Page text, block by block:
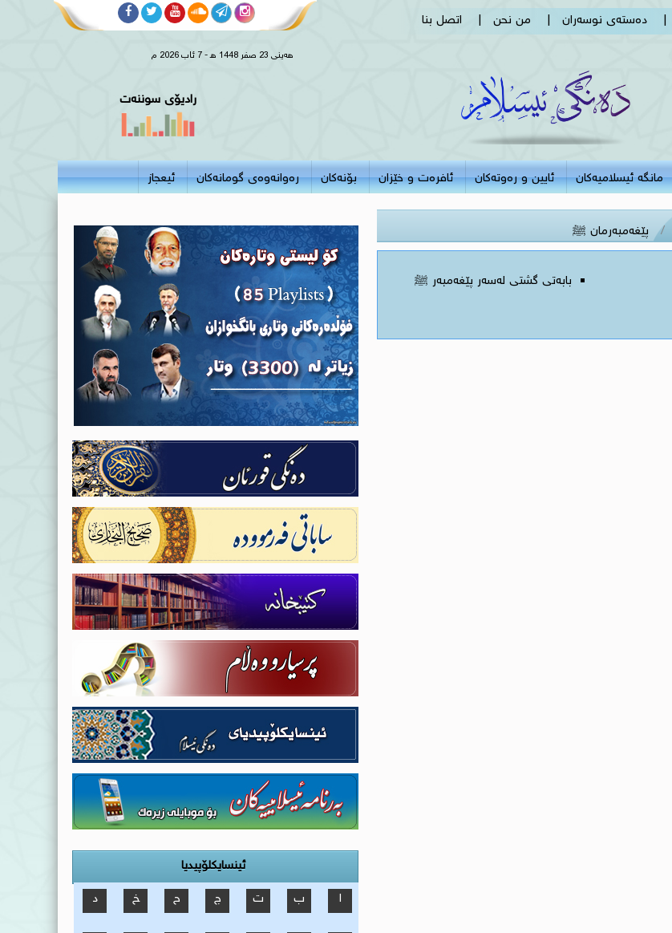
دەستەی نوسەران من نحن اتصل بنا
هەینی 23 صفر 1448 هـ - 7 ئاب 2026 م
رادیۆی سوننەت
مانگە ئیسلامیەکان ئایین و رەوتەکان ئافرەت و خێزان بۆنەکان رەوانەوەی گومانەکان
ئیعجاز
پێغه‌مبه‌رمان ﷺ
بابه‌تی‌ گشتی‌ له‌سه‌ر پێغه‌مبه‌ر ﷺ
ئینسایکلۆپیدیا
ا
ب ت ج ح خ د